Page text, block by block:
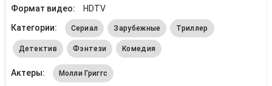
Формат видео:
HDTV
Категории:
Сериал Зарубежные Триллер
Детектив Фэнтези Комедия
Актеры: Молли Григгс